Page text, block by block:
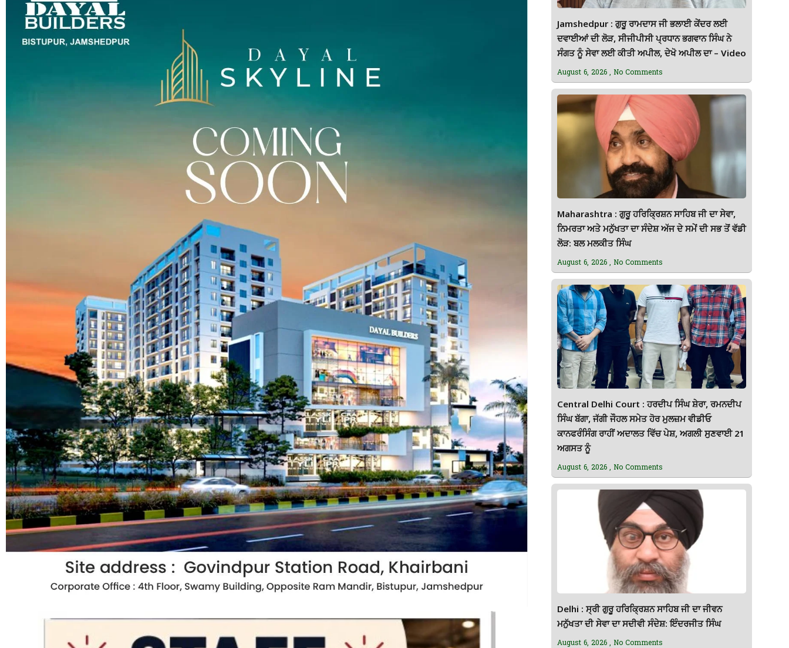
Jamshedpur : ਗੁਰੂ ਰਾਮਦਾਸ ਜੀ ਭਲਾਈ ਕੇਂਦਰ ਲਈ
ਦਵਾਈਆਂ ਦੀ ਲੋੜ, ਸੀਜੀਪੀਸੀ ਪ੍ਰਧਾਨ ਭਗਵਾਨ ਸਿੰਘ ਨੇ
ਸੰਗਤ ਨੂੰ ਸੇਵਾ ਲਈ ਕੀਤੀ ਅਪੀਲ, ਦੇਖੋ ਅਪੀਲ ਦਾ – Video
August 6, 2026 No Comments
Maharashtra : ਗੁਰੂ ਹਰਿਕ੍ਰਿਸ਼ਨ ਸਾਹਿਬ ਜੀ ਦਾ ਸੇਵਾ,
ਨਿਮਰਤਾ ਅਤੇ ਮਨੁੱਖਤਾ ਦਾ ਸੰਦੇਸ਼ ਅੱਜ ਦੇ ਸਮੇਂ ਦੀ ਸਭ ਤੋਂ ਵੱਡੀ
ਲੋੜ: ਬਲ ਮਲਕੀਤ ਸਿੰਘ
August 6, 2026 No Comments
Central Delhi Court : ਹਰਦੀਪ ਸਿੰਘ ਸ਼ੇਰਾ, ਰਮਨਦੀਪ
ਸਿੰਘ ਬੱਗਾ, ਜੱਗੀ ਜੌਹਲ ਸਮੇਤ ਹੋਰ ਮੁਲਜ਼ਮ ਵੀਡੀਓ
ਕਾਨਫਰੰਸਿੰਗ ਰਾਹੀਂ ਅਦਾਲਤ ਵਿੱਚ ਪੇਸ਼, ਅਗਲੀ ਸੁਣਵਾਈ 21
ਅਗਸਤ ਨੂੰ
August 6, 2026 No Comments
Delhi : ਸ੍ਰੀ ਗੁਰੂ ਹਰਿਕ੍ਰਿਸ਼ਨ ਸਾਹਿਬ ਜੀ ਦਾ ਜੀਵਨ
ਮਨੁੱਖਤਾ ਦੀ ਸੇਵਾ ਦਾ ਸਦੀਵੀ ਸੰਦੇਸ਼: ਇੰਦਰਜੀਤ ਸਿੰਘ
August 6, 2026 No Comments